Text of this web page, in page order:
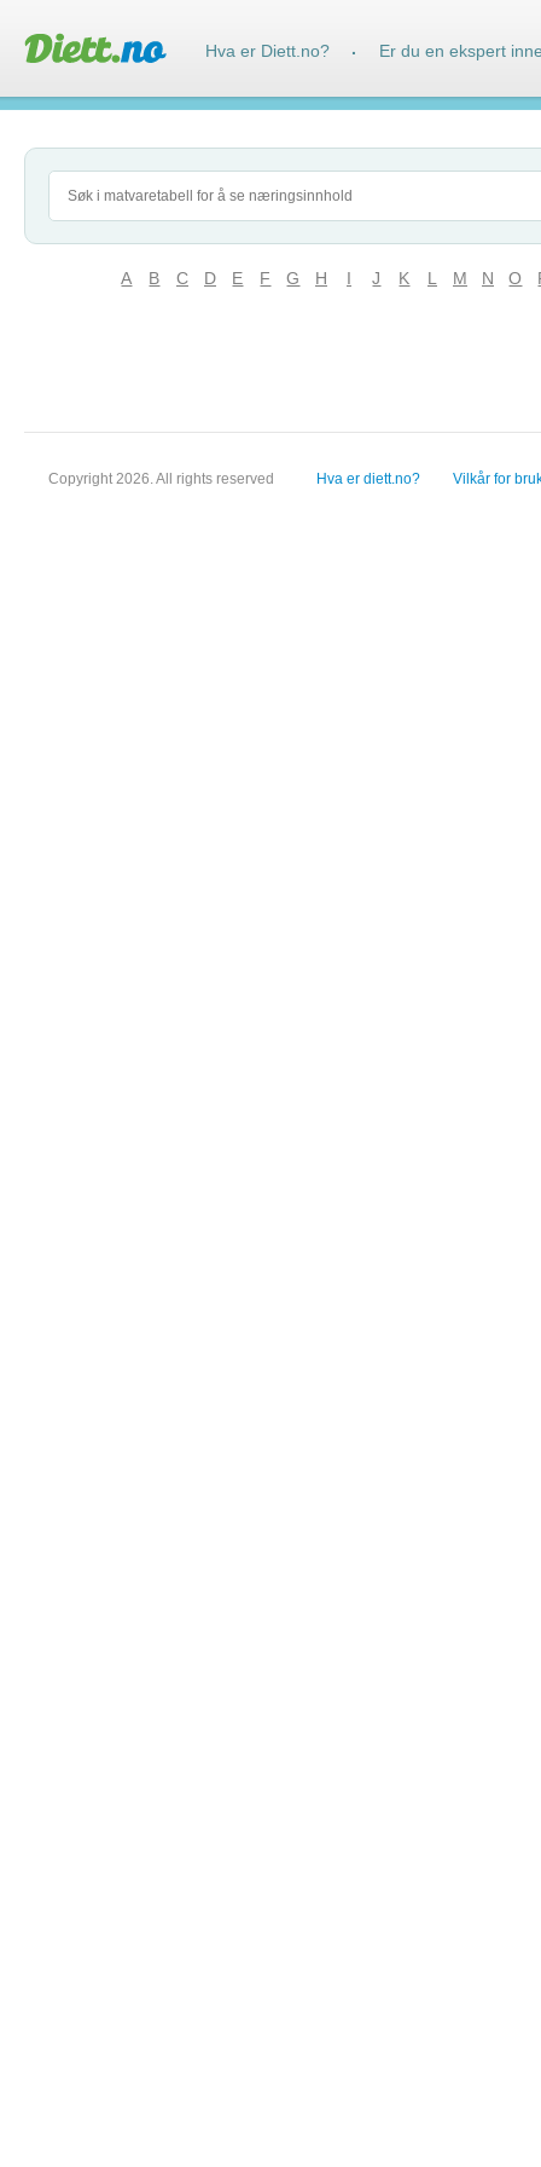
A B C D E F G H I J K L M N O
Copyright 2026. All rights reserved Hva er diett.no? Vilkår for
Hva er Diett.no? · Er du en ekspert